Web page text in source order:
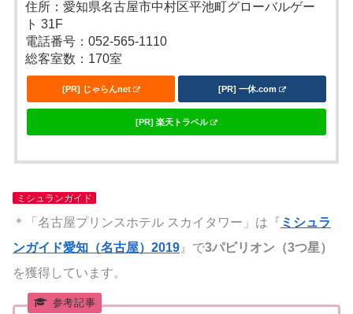
住所：愛知県名古屋市中村区平池町グローバルゲー
ト 31F
電話番号：052-565-1110
総客室数：170室
[PR] じゃらんnet [PR] 一休.com
[PR] 楽天トラベル
ミシュランガイド
＊「名古屋プリンスホテル スカイタワー」は『 ミシュラ
ンガイド愛知（名古屋）2019 』で3パビリオン（3つ星）
を獲得しています。